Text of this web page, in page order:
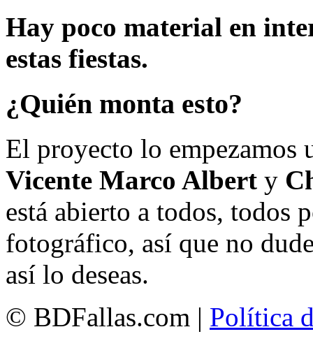
Hay poco material en
estas fiestas.
¿Quién monta esto?
El proyecto lo empezamos
Vicente Marco Albert y
está abierto a todos, todos
fotográfico, así que no
así lo deseas.
© BDFallas.com | Política